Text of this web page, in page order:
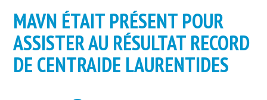
MAVN ÉTAIT PRÉSENT POUR
ASSISTER AU RÉSULTAT RECORD
DE CENTRAIDE LAURENTIDES